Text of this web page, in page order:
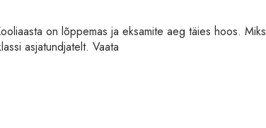
on lõppemas ja eksamite aeg täies hoos. Miks
asjatundjatelt. Vaata